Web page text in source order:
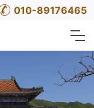
010-89176465